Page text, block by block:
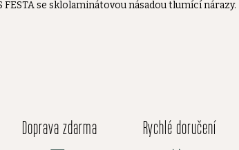
FESTA se sklolaminátovou násadou tlumící nárazy.
Doprava zdarma Rychlé doručení